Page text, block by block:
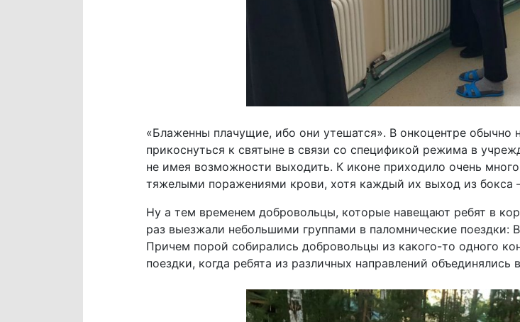
«Блаженны плачущие, ибо они утешатся». В онкоцентре
прикоснуться к святыне в связи со спецификой режима в
не имея возможности выходить. К иконе приходило очень
тяжелыми поражениями крови, хотя каждый их выход из бокса
Ну а тем временем добровольцы, которые навещают ребят в
раз выезжали небольшими группами в паломнические поездки:
Причем порой собирались добровольцы из какого-то одного
поездки, когда ребята из различных направлений